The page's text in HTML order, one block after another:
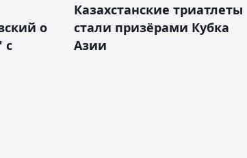
о
с
Казахстанские триатлеты
стали призёрами Кубка
Азии